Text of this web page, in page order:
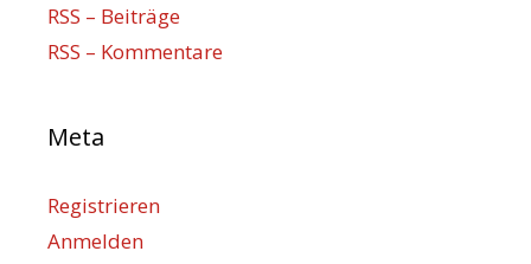
RSS – Beiträge
RSS – Kommentare
Meta
Registrieren
Anmelden